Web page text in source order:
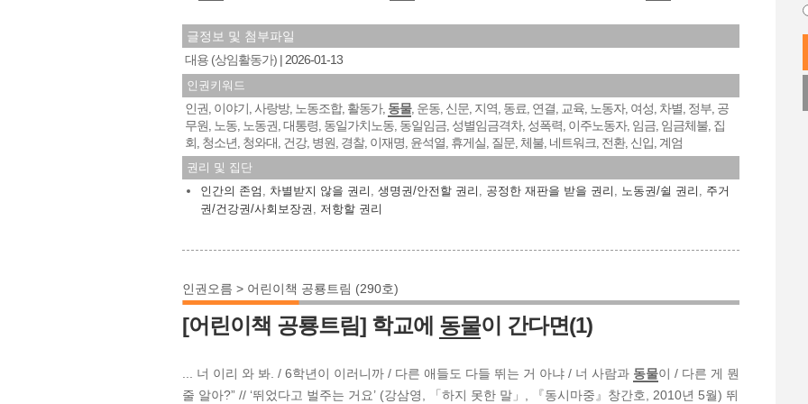
글정보 및 첨부파일
대용 (상임활동가)
2026-01-13
인권키워드
인권, 이야기, 사랑방, 노동조합, 활동가, 동물, 운동, 신문, 지역, 동료, 연결, 교육, 노동자, 여성, 차별, 정부, 공
무원, 노동, 노동권, 대통령, 동일가치노동, 동일임금, 성별임금격차, 성폭력, 이주노동자, 임금, 임금체불, 집
회, 청소년, 청와대, 건강, 병원, 경찰, 이재명, 윤석열, 휴게실, 질문, 체불, 네트워크, 전환, 신입, 계엄
권리 및 집단
인간의 존엄 , 차별받지 않을 권리 , 생명권/안전할 권리 , 공정한 재판을 받을 권리 , 노동권/쉴 권리 , 주거
권/건강권/사회보장권 , 저항할 권리
인권오름 > 어린이책 공룡트림 (290호)
[어린이책 공룡트림] 학교에 동물이 간다면(1)
... 너 이리 와 봐. / 6학년이 이러니까 / 다른 애들도 다들 뛰는 거 아냐 / 너 사람과 동물이 / 다른 게 뭔
줄 알아?” // ‘뛰었다고 벌주는 거요’ (강삼영, 「하지 못한 말」, 『동시마중』창간호, 2010년 5월) 뛰